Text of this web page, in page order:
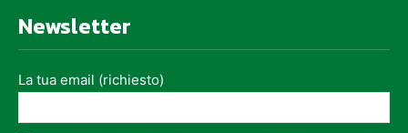
Newsletter
La tua email (richiesto)